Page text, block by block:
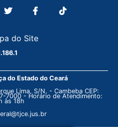
do Site
do Estado do Ceará
Lima, S/N. - Cambeba CEP:
7000 - Horário de Atendimento:
às 18h